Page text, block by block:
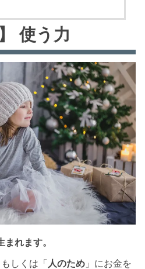
使う力
れます。
もしくは「 人のため 」にお金を